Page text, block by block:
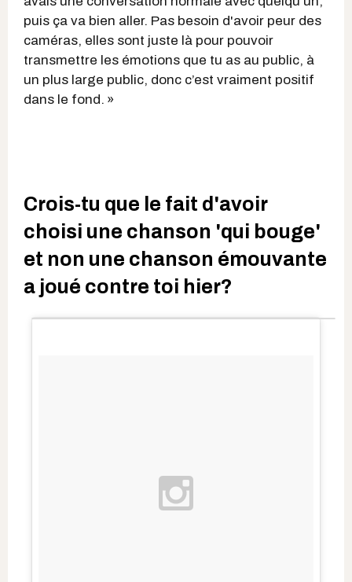
puis ça va bien aller. Pas besoin d'avoir peur des
caméras, elles sont juste là pour pouvoir
transmettre les émotions que tu as au public, à
un plus large public, donc c’est vraiment positif
dans le fond. »
Crois-tu que le fait d'avoir
choisi une chanson 'qui bouge'
et non une chanson émouvante
a joué contre toi hier?